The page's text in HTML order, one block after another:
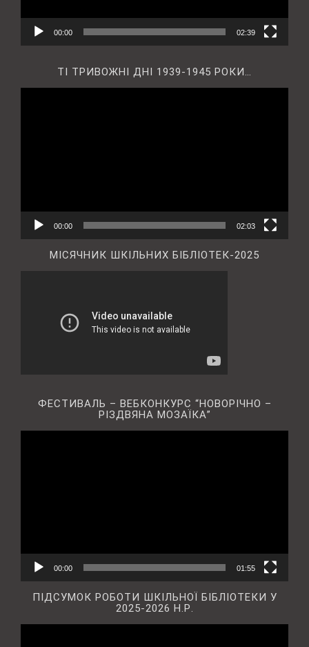
00:00 02:39
ТІ ТРИВОЖНІ ДНІ 1939-1945 РОКИ…
00:00 02:03
МІСЯЧНИК ШКІЛЬНИХ БІБЛІОТЕК-2025
ФЕСТИВАЛЬ – ВЕБКОНКУРС “НОВОРІЧНО –
РІЗДВЯНА МОЗАЇКА”
00:00 01:55
ПІДСУМОК РОБОТИ ШКІЛЬНОЇ БІБЛІОТЕКИ У
2025-2026 Н.Р.